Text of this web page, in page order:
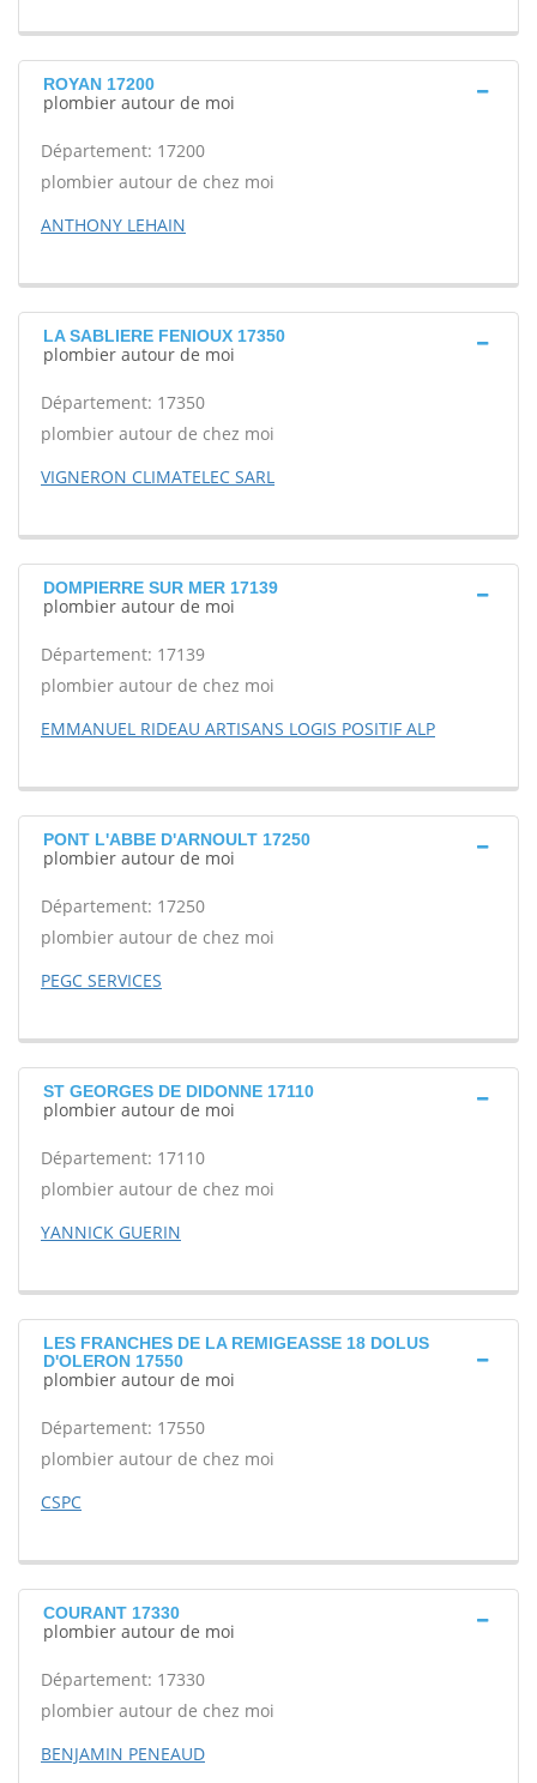
ROYAN 17200
plombier autour de moi
Département: 17200
plombier autour de chez moi
ANTHONY LEHAIN
LA SABLIERE FENIOUX 17350
plombier autour de moi
Département: 17350
plombier autour de chez moi
VIGNERON CLIMATELEC SARL
DOMPIERRE SUR MER 17139
plombier autour de moi
Département: 17139
plombier autour de chez moi
EMMANUEL RIDEAU ARTISANS LOGIS POSITIF ALP
PONT L'ABBE D'ARNOULT 17250
plombier autour de moi
Département: 17250
plombier autour de chez moi
PEGC SERVICES
ST GEORGES DE DIDONNE 17110
plombier autour de moi
Département: 17110
plombier autour de chez moi
YANNICK GUERIN
LES FRANCHES DE LA REMIGEASSE 18 DOLUS
D'OLERON 17550
plombier autour de moi
Département: 17550
plombier autour de chez moi
CSPC
COURANT 17330
plombier autour de moi
Département: 17330
plombier autour de chez moi
BENJAMIN PENEAUD